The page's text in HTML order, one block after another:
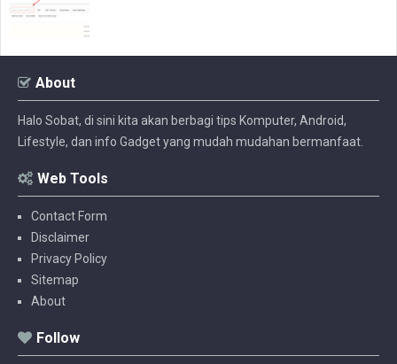
About
Halo Sobat, di sini kita akan berbagi tips Komputer, Android,
Lifestyle, dan info Gadget yang mudah mudahan bermanfaat.
Web Tools
Contact Form
Disclaimer
Privacy Policy
Sitemap
About
Follow